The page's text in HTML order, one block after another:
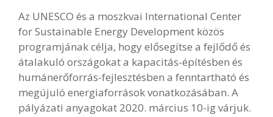
Az UNESCO és a moszkvai International Center
for Sustainable Energy Development közös
programjának célja, hogy elősegítse a fejlődő és
átalakuló országokat a kapacitás-építésben és
humánerőforrás-fejlesztésben a fenntartható és
megújuló energiaforrások vonatkozásában. A
pályázati anyagokat 2020. március 10-ig várjuk.